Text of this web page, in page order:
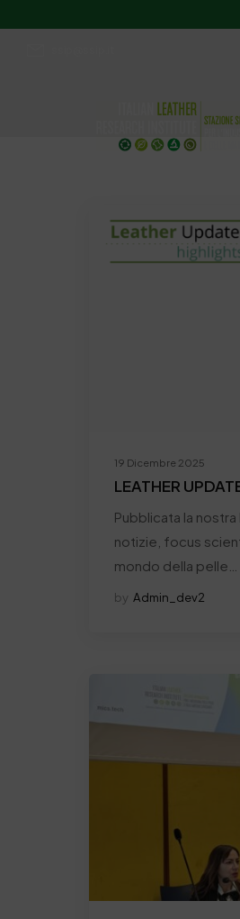
19 Dicembre 2025
LEATHER
Pubblicata la
notizie, focus
mondo della pelle…
by Admin_dev2